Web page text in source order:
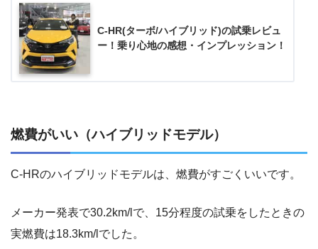
C-HR(ターボ/ハイブリッド)の試乗レビュ
ー！乗り心地の感想・インプレッション！
燃費がいい（ハイブリッドモデル）
C-HRのハイブリッドモデルは、燃費がすごくいいです。
メーカー発表で30.2km/lで、15分程度の試乗をしたときの
実燃費は18.3km/lでした。